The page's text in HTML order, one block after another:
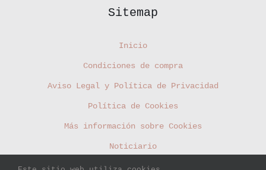
Sitemap
Inicio
Condiciones de compra
Aviso Legal y Política de Privacidad
Política de Cookies
Más información sobre Cookies
Noticiario
Contacto